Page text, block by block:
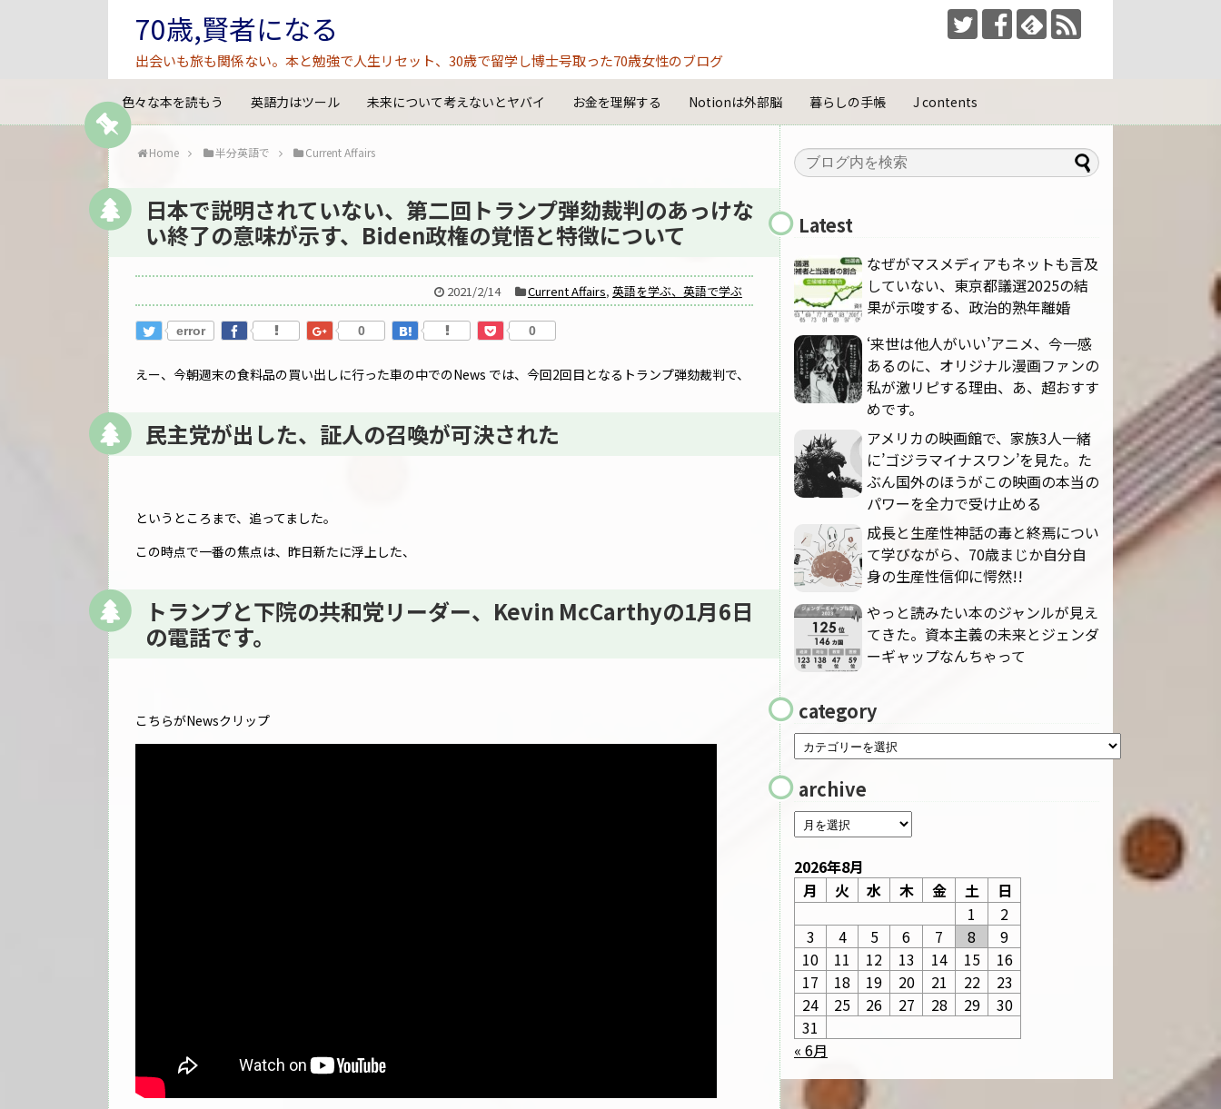
70歳,賢者になる
出会いも旅も関係ない。本と勉強で人生リセット、30歳で留学し博士号取った70歳女性のブログ
色々な本を読もう 英語力はツール 未来について考えないとヤバイ お金を理解する Notionは外部脳 暮らしの手帳 J contents
Home 半分英語で Current Affairs
日本で説明されていない、第二回トランプ弾劾裁判のあっけな
い終了の意味が示す、Biden政権の覚悟と特徴について
2021/2/14 Current Affairs, 英語を学ぶ、英語で学ぶ
error 0 0
えー、今朝週末の食料品の買い出しに行った車の中でのNews では、今回2回目となるトランプ弾劾裁判で、
民主党が出した、証人の召喚が可決された
というところまで、追ってました。
この時点で一番の焦点は、昨日新たに浮上した、
トランプと下院の共和党リーダー、Kevin McCarthyの1月6日
の電話です。
こちらがNewsクリップ
Latest
なぜがマスメディアもネットも言及
していない、東京都議選2025の結
果が示唆する、政治的熟年離婚
‘来世は他人がいい’アニメ、今一感
あるのに、オリジナル漫画ファンの
私が激リピする理由、あ、超おすす
めです。
アメリカの映画館で、家族3人一緒
に’ゴジラマイナスワン’を見た。た
ぶん国外のほうがこの映画の本当の
パワーを全力で受け止める
成長と生産性神話の毒と終焉につい
て学びながら、70歳まじか自分自
身の生産性信仰に愕然!!
やっと読みたい本のジャンルが見え
てきた。資本主義の未来とジェンダ
ーギャップなんちゃって
category
archive
2026年8月
月
火 水 木 金 土
日
1
2
3
4 5 6 7 8
9
10
11 12 13 14 15
16
17
18 19 20 21 22
23
24
25 26 27 28 29
30
31
« 6月